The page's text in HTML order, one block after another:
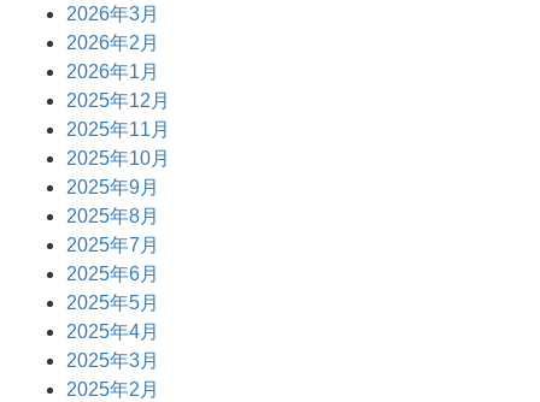
2026年3月
2026年2月
2026年1月
2025年12月
2025年11月
2025年10月
2025年9月
2025年8月
2025年7月
2025年6月
2025年5月
2025年4月
2025年3月
2025年2月